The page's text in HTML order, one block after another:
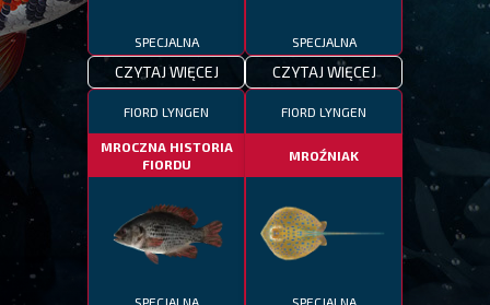
SPECJALNA
CZYTAJ WIĘCEJ
SPECJALNA
CZYTAJ WIĘCEJ
FIORD LYNGEN
MROCZNA HISTORIA
FIORDU
SPECJALNA
FIORD LYNGEN
MROŹNIAK
SPECJALNA